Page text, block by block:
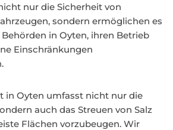
nur die Sicherheit von
sondern ermöglichen es
in Oyten, ihren Betrieb
Einschränkungen
in Oyten umfasst nicht nur die
auch das Streuen von Salz
Flächen vorzubeugen. Wir